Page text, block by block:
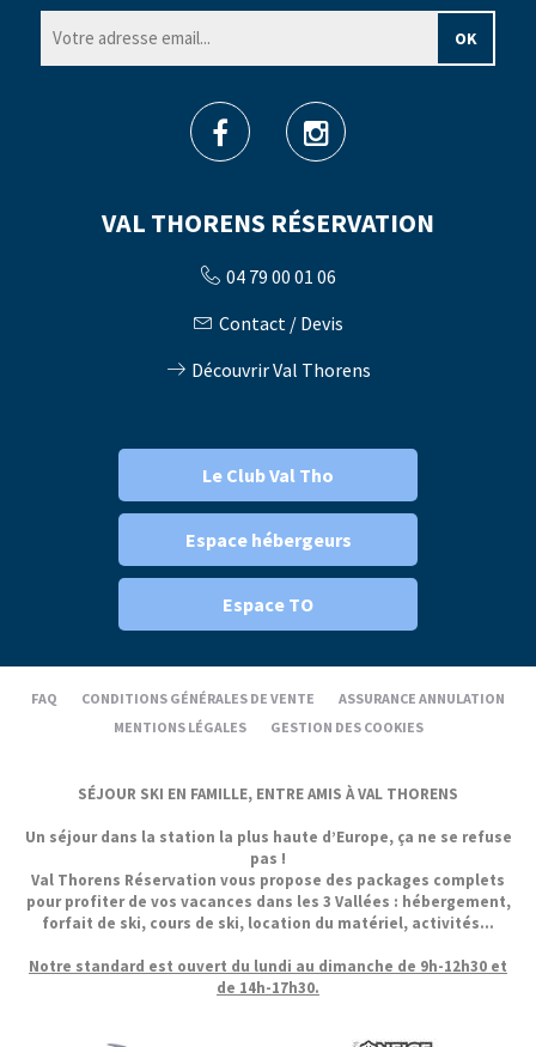
VAL THORENS RÉSERVATION
04 79 00 01 06
Contact / Devis
Découvrir Val Thorens
Le Club Val Tho
Espace hébergeurs
Espace TO
FAQ CONDITIONS GÉNÉRALES DE VENTE
ASSURANCE ANNULATION
MENTIONS LÉGALES
GESTION DES COOKIES
SÉJOUR SKI EN FAMILLE, ENTRE AMIS À VAL THORENS
Un séjour dans la station la plus haute d’Europe, ça ne se refuse
pas !
Val Thorens Réservation vous propose des packages complets
pour profiter de vos vacances dans les 3 Vallées : hébergement,
forfait de ski, cours de ski, location du matériel, activités...
Notre standard est ouvert du lundi au dimanche de 9h-12h30 et
de 14h-17h30.